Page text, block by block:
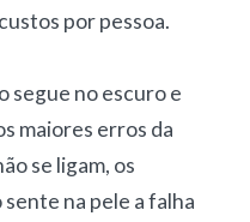
por pessoa.
segue no escuro e
maiores erros da
se ligam, os
na pele a falha